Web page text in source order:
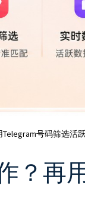
号码筛选活
？再